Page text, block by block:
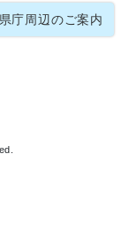
県庁周辺のご案内